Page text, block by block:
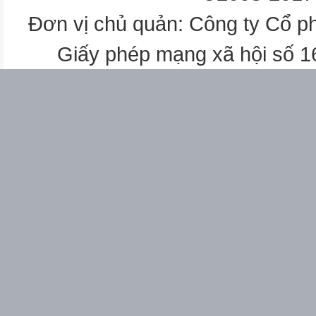
Đơn vị chủ quản: Công ty Cổ
Giấy phép mạng xã hội số